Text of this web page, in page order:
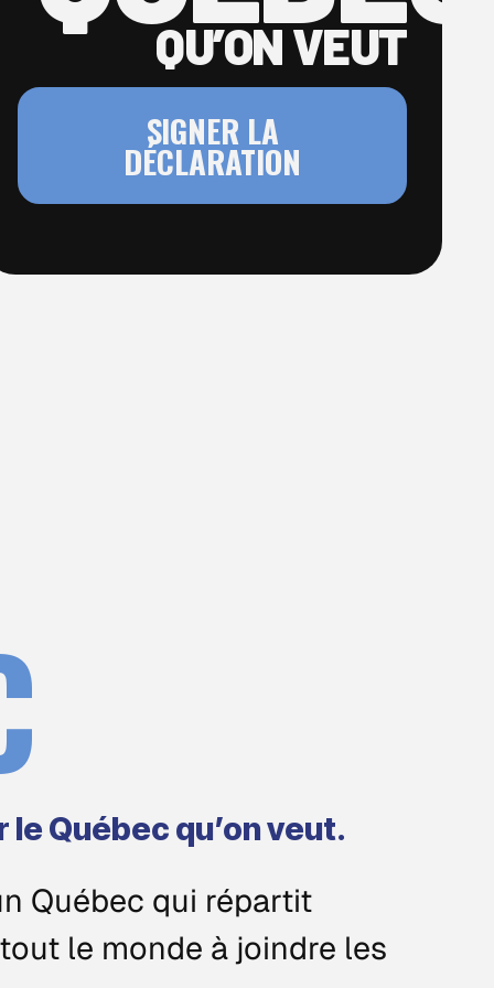
QU’ON VEUT
SIGNER LA
DÉCLARATION
Québec qu’on veut.
Québec qui répartit
le monde à joindre les